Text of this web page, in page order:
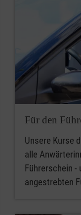
Für den
Unsere Kurse
alle
Führerschein -
angestrebten